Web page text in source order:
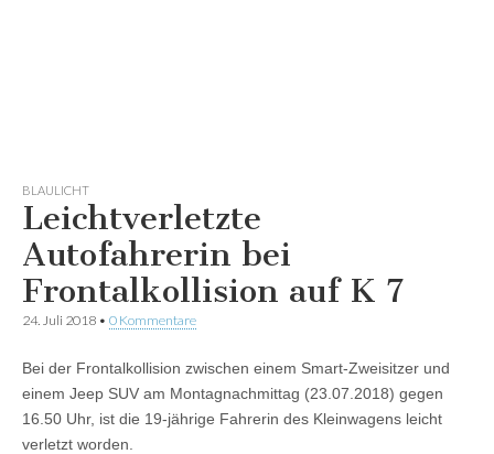
BLAULICHT
Leichtverletzte
Autofahrerin bei
Frontalkollision auf K 7
24. Juli 2018 • 0 Kommentare
Bei der Frontalkollision zwischen einem Smart-Zweisitzer und
einem Jeep SUV am Montagnachmittag (23.07.2018) gegen
16.50 Uhr, ist die 19-jährige Fahrerin des Kleinwagens leicht
verletzt worden.